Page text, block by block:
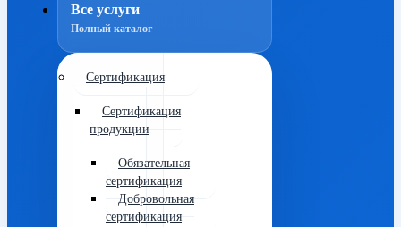
Все услуги
Полный каталог
Сертификация
Сертификация
продукции
Обязательная
сертификация
Добровольная
сертификация